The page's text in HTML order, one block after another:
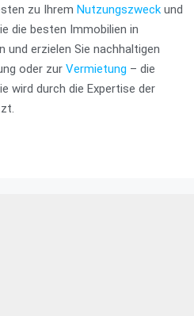
zu Ihrem Nutzungszweck und
die besten Immobilien in
erzielen Sie nachhaltigen
oder zur Vermietung – die
wird durch die Expertise der